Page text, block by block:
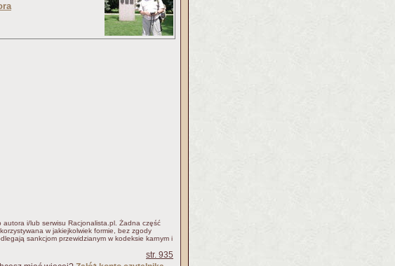
i/lub serwisu Racjonalista.pl. Żadna część
w jakiejkolwiek formie, bez zgody
sankcjom przewidzianym w kodeksie karnym i
str. 935